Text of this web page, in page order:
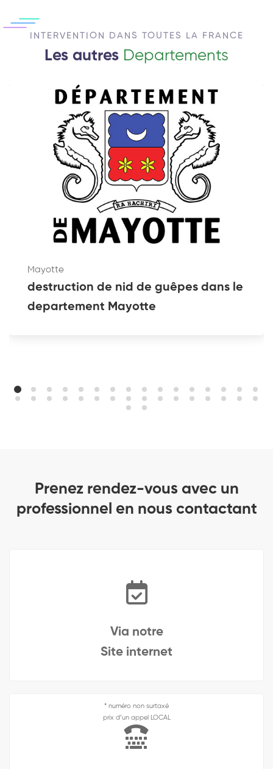
INTERVENTION DANS TOUTES LA FRANCE
Les autres Departements
Mayotte
destruction de nid de guêpes dans le
departement Mayotte
Prenez rendez-vous avec un
professionnel en nous contactant
Via notre
Site internet
* numéro non surtaxé
prix d’un appel LOCAL